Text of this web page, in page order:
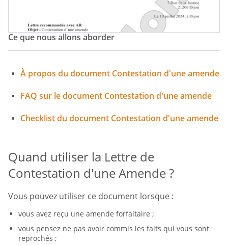
Ce que nous allons aborder
À propos du document Contestation d'une amende
FAQ sur le document Contestation d'une amende
Checklist du document Contestation d'une amende
Quand utiliser la Lettre de
Contestation d'une Amende ?
Vous pouvez utiliser ce document lorsque :
vous avez reçu une amende forfaitaire ;
vous pensez ne pas avoir commis les faits qui vous sont
reprochés ;